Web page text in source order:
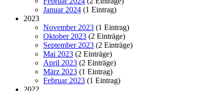
Januar 2024 (1 Eintrag)
2023
November 2023 (1 Eintrag)
Oktober 2023 (2 Einträge)
September 2023 (2 Einträge)
Mai 2023 (2 Einträge)
April 2023 (2 Einträge)
März 2023 (1 Eintrag)
Februar 2023 (1 Eintrag)